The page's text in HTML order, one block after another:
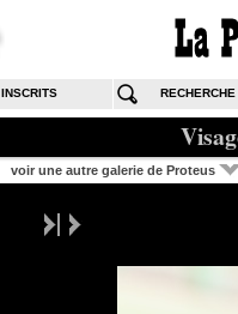
INSCRITS RECHERCHE
voir une autre galerie de Proteus